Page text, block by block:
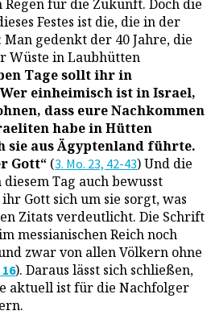
für die Zukunft. Doch die
Festes ist die, die in der
gedenkt der 40 Jahre, die
Wüste in Laubhütten
Tage sollt ihr in
einheimisch ist in Israel,
dass eure Nachkommen
habe in Hütten
sie aus Ägyptenland führte.
Gott“ (3. Mo. 23, 42-43) Und die
Tag auch bewusst
Gott sich um sie sorgt, was
Zitats verdeutlicht. Die Schrift
messianischen Reich noch
zwar von allen Völkern ohne
). Daraus lässt sich schließen,
aktuell ist für die Nachfolger